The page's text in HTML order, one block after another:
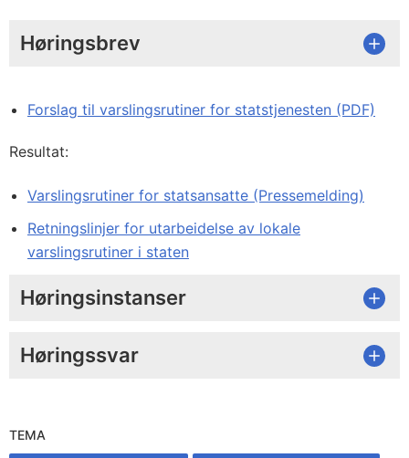
Høringsbrev
Forslag til varslingsrutiner for statstjenesten (PDF)
Resultat:
Varslingsrutiner for statsansatte (Pressemelding)
Retningslinjer for utarbeidelse av lokale
varslingsrutiner i staten
Høringsinstanser
Høringssvar
TEMA